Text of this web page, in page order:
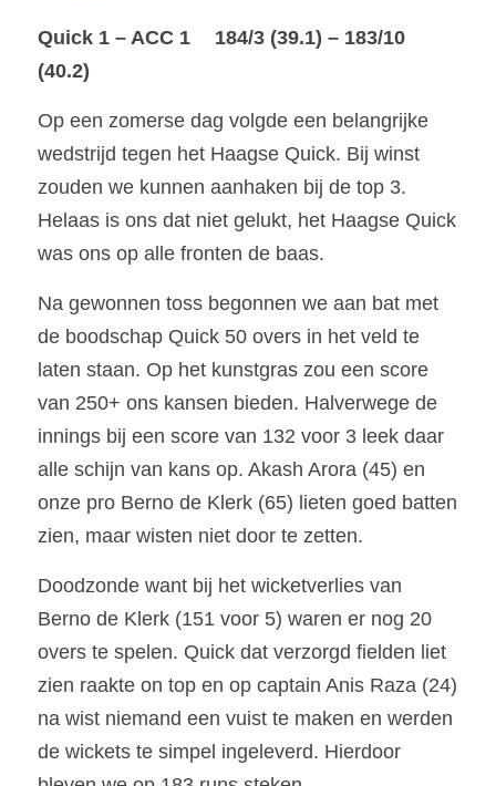
Quick 1 – ACC 1	184/3 (39.1) – 183/10
(40.2)
Op een zomerse dag volgde een belangrijke
wedstrijd tegen het Haagse Quick. Bij winst
zouden we kunnen aanhaken bij de top 3.
Helaas is ons dat niet gelukt, het Haagse Quick
was ons op alle fronten de baas.
Na gewonnen toss begonnen we aan bat met
de boodschap Quick 50 overs in het veld te
laten staan. Op het kunstgras zou een score
van 250+ ons kansen bieden. Halverwege de
innings bij een score van 132 voor 3 leek daar
alle schijn van kans op. Akash Arora (45) en
onze pro Berno de Klerk (65) lieten goed batten
zien, maar wisten niet door te zetten.
Doodzonde want bij het wicketverlies van
Berno de Klerk (151 voor 5) waren er nog 20
overs te spelen. Quick dat verzorgd fielden liet
zien raakte on top en op captain Anis Raza (24)
na wist niemand een vuist te maken en werden
de wickets te simpel ingeleverd. Hierdoor